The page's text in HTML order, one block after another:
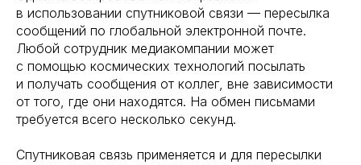
в использовании спутниковой связи — пересылка
сообщений по глобальной электронной почте.
Любой сотрудник медиакомпании может
с помощью космических технологий посылать
и получать сообщения от коллег, вне зависимости
от того, где они находятся. На обмен письмами
требуется всего несколько секунд.
Спутниковая связь применяется и для пересылки